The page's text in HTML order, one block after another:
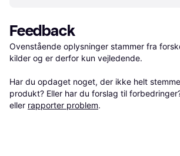
Feedback
Ovenstående oplysninger stammer fra
kilder og er derfor kun vejledende.
Har du opdaget noget, der ikke helt
produkt? Eller har du forslag til
eller rapporter problem.